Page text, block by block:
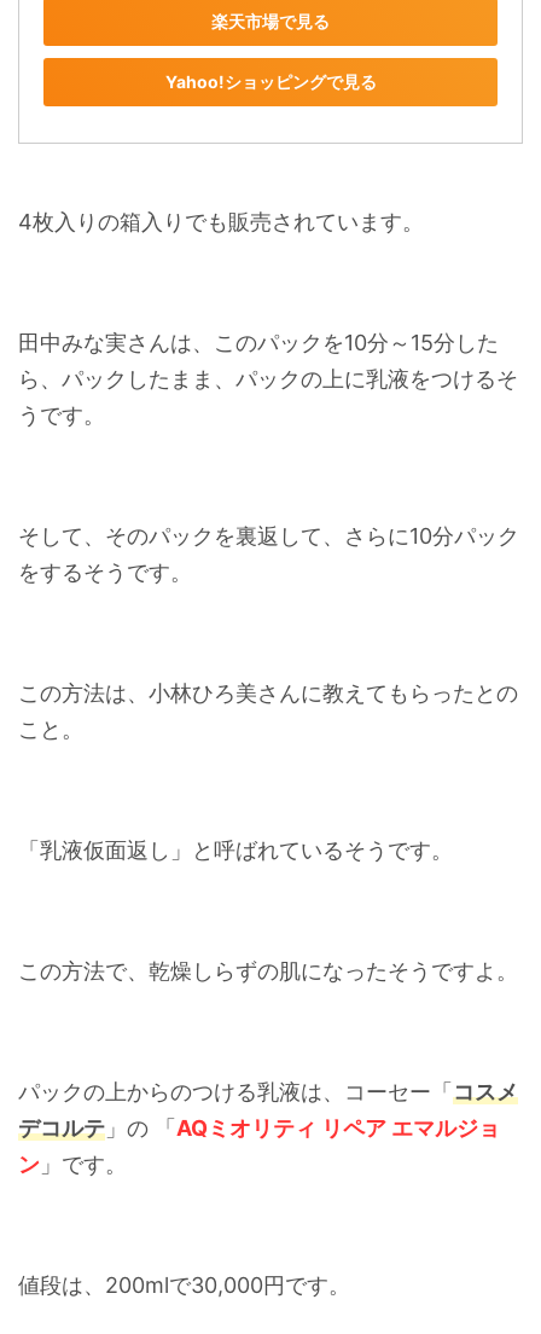
楽天市場で見る
Yahoo!ショッピングで見る
4枚入りの箱入りでも販売されています。
田中みな実さんは、このパックを10分～15分した
ら、パックしたまま、パックの上に乳液をつけるそ
うです。
そして、そのパックを裏返して、さらに10分パック
をするそうです。
この方法は、小林ひろ美さんに教えてもらったとの
こと。
「乳液仮面返し」と呼ばれているそうです。
この方法で、乾燥しらずの肌になったそうですよ。
パックの上からのつける乳液は、コーセー「コスメ
デコルテ 」の 「AQミオリティ リペア エマルジョ
ン 」です。
値段は、200mlで30,000円です。